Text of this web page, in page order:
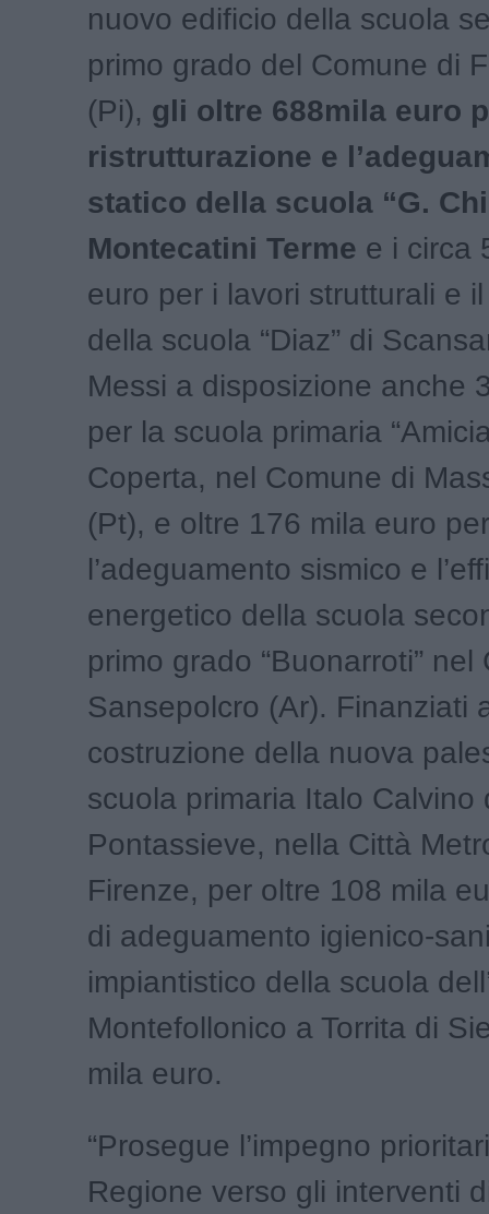
nuovo edificio della scuola
primo grado del Comune di
(Pi), gli oltre 688mila euro
ristrutturazione e
statico della scuola “G.
Montecatini Terme e i circa
euro per i lavori strutturali e
della scuola “Diaz” di
Messi a disposizione anche
per la scuola primaria
Coperta, nel Comune di
(Pt), e oltre 176 mila euro per
l’adeguamento sismico e
energetico della scuola
primo grado “Buonarroti” nel
Sansepolcro (Ar). Finanziati
costruzione della nuova
scuola primaria Italo Calvino
Pontassieve, nella Città
Firenze, per oltre 108 mila
di adeguamento igienico-
impiantistico della scuola
Montefollonico a Torrita di
mila euro.
“Prosegue l’impegno
Regione verso gli interventi